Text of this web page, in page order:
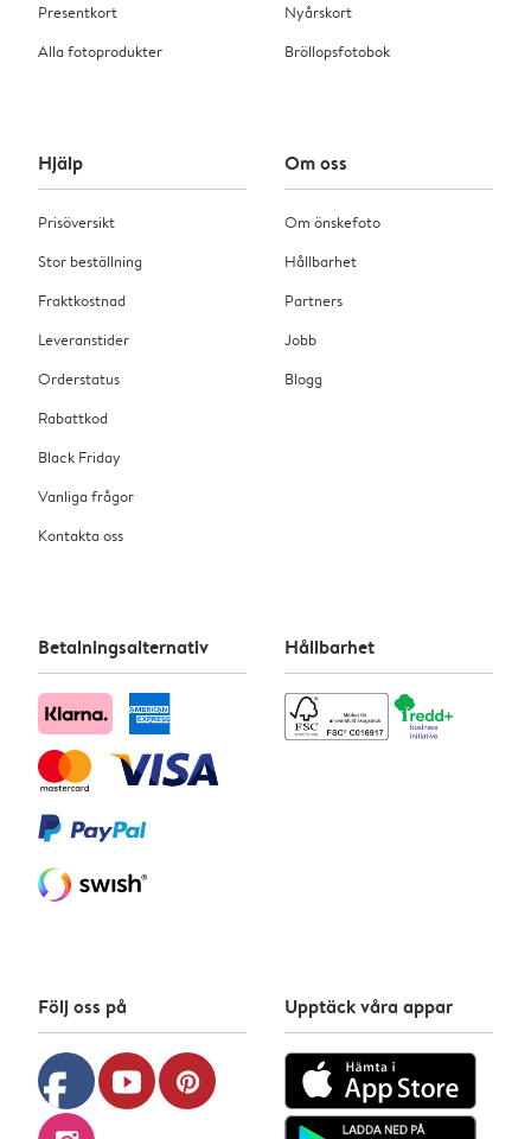
Presentkort
Alla fotoprodukter
Nyårskort
Bröllopsfotobok
Hjälp
Prisöversikt
Stor beställning
Fraktkostnad
Leveranstider
Orderstatus
Rabattkod
Black Friday
Vanliga frågor
Kontakta oss
Om oss
Om önskefoto
Hållbarhet
Partners
Jobb
Blogg
Betalningsalternativ Hållbarhet
Följ oss på
facebook youtube pinterest
Upptäck våra appar